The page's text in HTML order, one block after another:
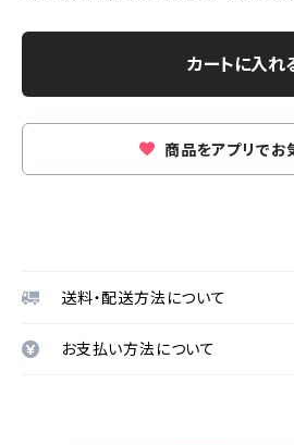
カートに入れ
商品をアプリでお
送料・配送方法について
お支払い方法について